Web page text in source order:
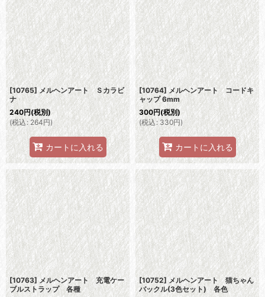
[10765] メルヘンアート Ｓカラビ
ナ
240円(税別)
(税込: 264円)
カートに入れる
[10764] メルヘンアート コードキ
ャップ 6mm
300円(税別)
(税込: 330円)
カートに入れる
[10763] メルヘンアート 充電ケー
ブルストラップ 各種
[10752] メルヘンアート 猫ちゃん
バックル(3色セット) 各色